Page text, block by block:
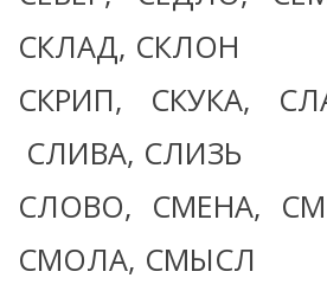
СКЛАД, СКЛОН
СКРИП, СКУКА,
СЛИВА, СЛИЗЬ
СЛОВО, СМЕНА,
СМОЛА, СМЫСЛ